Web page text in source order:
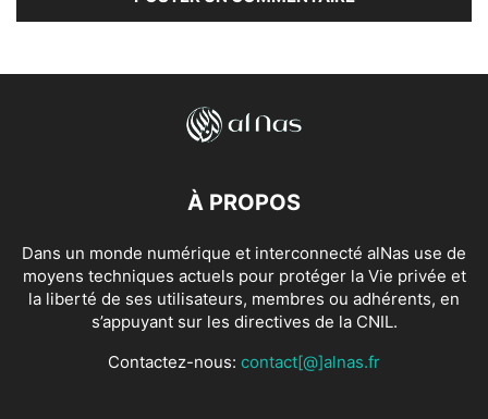
À PROPOS
Dans un monde numérique et interconnecté alNas use de
moyens techniques actuels pour protéger la Vie privée et
la liberté de ses utilisateurs, membres ou adhérents, en
s’appuyant sur les directives de la CNIL.
Contactez-nous: contact[@]alnas.fr